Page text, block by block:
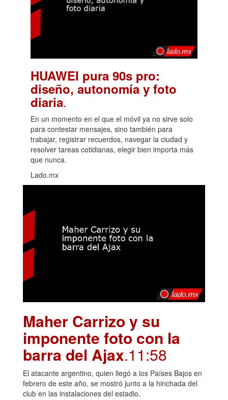
HUAWEI pura 90s pro:
diseño, autonomía y foto
diaria.
En un momento en el que el móvil ya no sirve solo
para contestar mensajes, sino también para
trabajar, registrar recuerdos, navegar la ciudad y
resolver tareas cotidianas, elegir bien importa más
que nunca.
Lado.mx
Maher Carrizo y su
imponente foto con la
barra del Ajax.11:58
El atacante argentino, quien llegó a los Países Bajos en
febrero de este año, se mostró junto a la hinchada del
club en las instalaciones del estadio.